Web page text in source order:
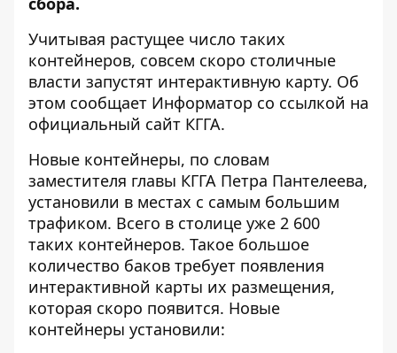
Учитывая растущее число таких
контейнеров, совсем скоро столичные
власти запустят интерактивную карту. Об
этом сообщает Информатор со ссылкой на
официальный сайт КГГА.
Новые контейнеры, по словам
заместителя главы КГГА Петра Пантелеева,
установили в местах с самым большим
трафиком. Всего в столице уже 2 600
таких контейнеров. Такое большое
количество баков требует появления
интерактивной карты их размещения,
которая скоро появится. Новые
контейнеры установили: